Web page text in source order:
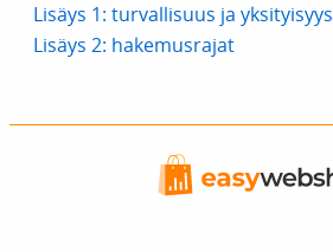
Lisäys 1: turvallisuus ja yksityisyys
Lisäys 2: hakemusrajat